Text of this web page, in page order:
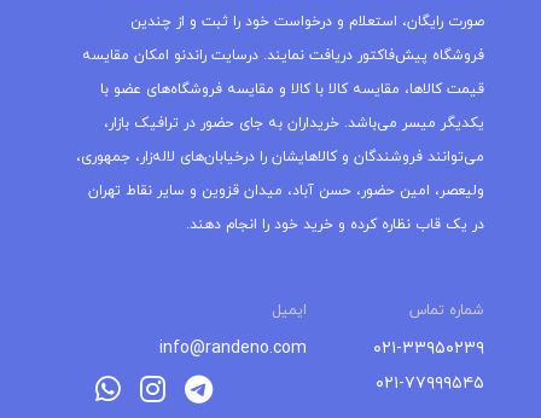
صورت رایگان، استعلام و درخواست خود را ثبت و از چندین
فروشگاه پیش‌فاکتور دریافت نمایند. درسایت راندنو امکان مقایسه
قیمت کالاها، مقایسه کالا با کالا و مقایسه فروشگاه‌های عضو با
یکدیگر میسر می‌باشد. خریداران به جای حضور در ترافیک بازار،
می‌توانند فروشندگان و کالاهایشان را درخیابان‌های لاله‌زار، جمهوری،
ولیعصر، امین حضور، حسن آباد، میدان قزوین و سایر نقاط تهران
در یک قاب نظاره کرده و خرید خود را انجام دهند.
شماره تماس ایمیل
۰۲۱-۳۳۹۵۰۲۳۹
۰۲۱-۷۷۹۹۹۵۴۵
info@randeno.com